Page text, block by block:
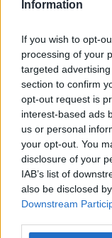
Information
If you wish to opt-
processing of your
targeted
section to confirm
opt-out request is
interest-based ads
us or personal
your opt-out. You
disclosure of your
IAB’s list of
also be disclosed
Downstream
Acord
aeriene din
unesc